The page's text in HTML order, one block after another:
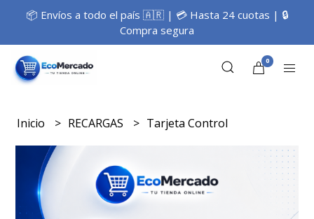
📦 Envíos a todo el país 🇦🇷 | 💳 Hasta 24 cuotas | 🔒
Compra segura
0
Inicio RECARGAS Tarjeta Control